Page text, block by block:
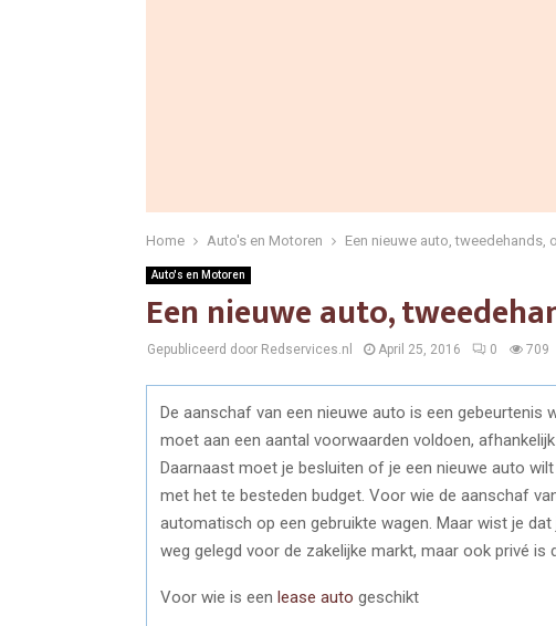
Home Auto's en Motoren Een nieuwe auto, tweedehands,
Auto's en Motoren
Een nieuwe auto,
Gepubliceerd door Redservices.nl April 25, 2016 0 709
De aanschaf van een nieuwe auto is een
moet aan een aantal voorwaarden voldoen,
Daarnaast moet je besluiten of je een nieuwe auto
met het te besteden budget. Voor wie de aanschaf
automatisch op een gebruikte wagen. Maar wist je
weg gelegd voor de zakelijke markt, maar ook privé is
Voor wie is een lease auto geschikt